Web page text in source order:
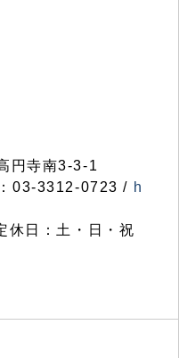
円寺南3-3-1
03-3312-0723 / h
休日：土・日・祝